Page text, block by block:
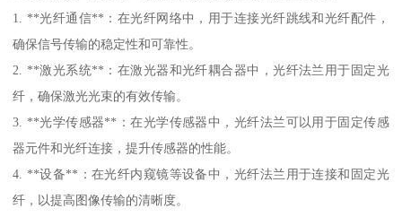
1. **光纤通信**：在光纤网络中，用于连接光纤跳线和光纤配件，
确保信号传输的稳定性和可靠性。
2. **激光系统**：在激光器和光纤耦合器中，光纤法兰用于固定光
纤，确保激光光束的有效传输。
3. **光学传感器**：在光学传感器中，光纤法兰可以用于固定传感
器元件和光纤连接，提升传感器的性能。
4. **设备**：在光纤内窥镜等设备中，光纤法兰用于连接和固定光
纤，以提高图像传输的清晰度。